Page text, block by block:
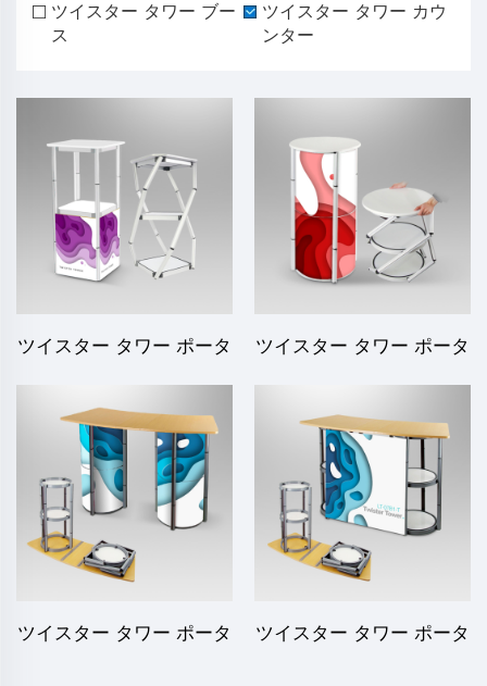
ツイスター タワー ブー
ス
ツイスター タワー カウ
ンター
ツイスター タワー ポータ
ブル カウンター LT-07D-A
ツイスター タワー ポータ
ブル カウンター LT-07A-T
ツイスター タワー ポータ
ツイスター タワー ポータ